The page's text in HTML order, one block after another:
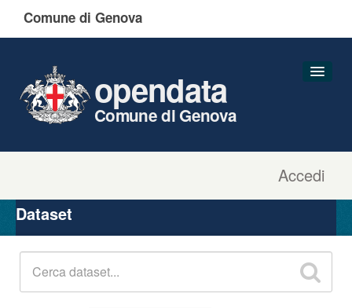
Comune di Genova
Accedi
opendata
Comune di Genova
Organizzazioni
Gruppi
Dataset